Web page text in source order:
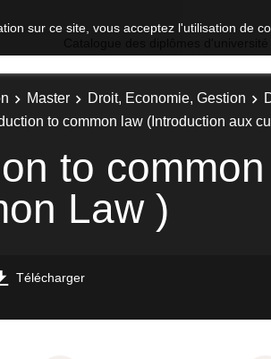
sur ce site, vous acceptez l'utilisation de
Master Droit, Economie, Gestion
to common law (Introduction aux
to
Law )
Télécharger